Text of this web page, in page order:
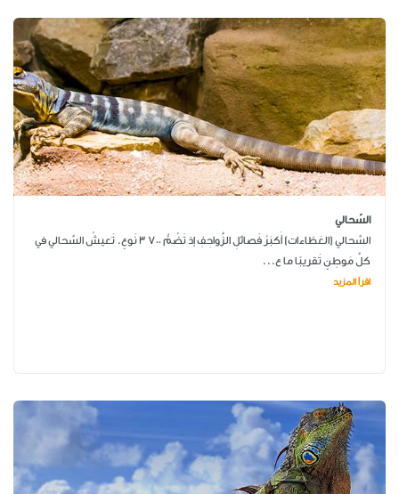
السّحالي
السَّحالي (العَظاءات) أَكبَرُ فَصائلِ الزَّواحِفِ إذ تَضُمُّ 700 3 نَوعٍ. تَعيشُ السَّحالي في
كلِّ مَوطِنٍ تَقريبًا ما ع...
اقرأ المزيد